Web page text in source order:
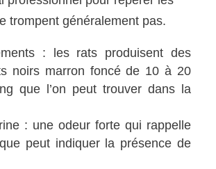
trompent généralement pas.
: les rats produisent des
noirs marron foncé de 10 à 20
que l’on peut trouver dans la
: une odeur forte qui rappelle
peut indiquer la présence de